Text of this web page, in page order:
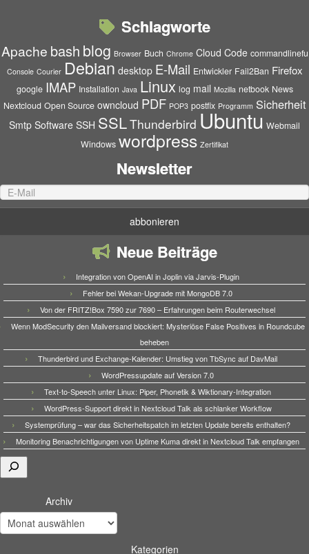
Schlagworte
Apache bash blog Browser Buch Chrome Cloud Code commandlinefu
Console Courier Debian desktop E-Mail Entwickler Fail2Ban Firefox
google IMAP Installation Java Linux log mail Mozilla netbook News
Nextcloud Open Source owncloud PDF POP3 postfix Programm Sicherheit
Smtp Software SSH SSLThunderbird Ubuntu Webmail
Windows wordpress Zertifikat
Newsletter
Neue Beiträge
Integration von OpenAI in Joplin via Jarvis-Plugin
Fehler bei Wekan-Upgrade mit MongoDB 7.0
Von der FRITZ!Box 7590 zur 7690 – Erfahrungen beim Routerwechsel
Wenn ModSecurity den Mailversand blockiert: Mysteriöse False Positives in Roundcube
beheben
Thunderbird und Exchange-Kalender: Umstieg von TbSync auf DavMail
WordPressupdate auf Version 7.0
Text-to-Speech unter Linux: Piper, Phonetik & Wiktionary-Integration
WordPress-Support direkt in Nextcloud Talk als schlanker Workflow
Systemprüfung – war das Sicherheitspatch im letzten Update bereits enthalten?
Monitoring Benachrichtigungen von Uptime Kuma direkt in Nextcloud Talk empfangen
Suchen
Archiv
Kategorien